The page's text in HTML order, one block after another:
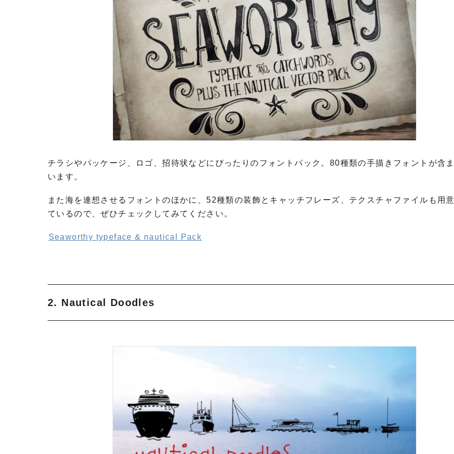
チラシやパッケージ、ロゴ、招待状などにぴったりのフォントパック。80種類の手描きフォントが含
います。
また海を連想させるフォントのほかに、52種類の装飾とキャッチフレーズ、テクスチャファイルも用
ているので、ぜひチェックしてみてください。
Seaworthy typeface & nautical Pack
2. Nautical Doodles